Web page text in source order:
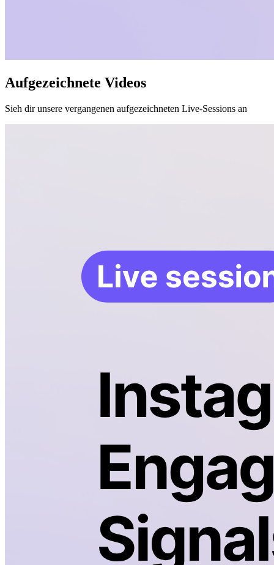
Aufgezeichnete Videos
Sieh dir unsere vergangenen aufgezeichneten Live-Sessions an